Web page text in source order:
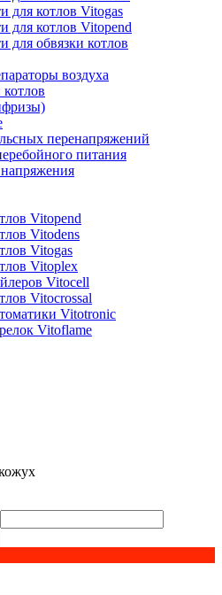
для котлов Vitogas
для котлов Vitopend
для обвязки котлов
воздуха
перенапряжений
питания
Vitopend
Vitodens
Vitogas
Vitoplex
Vitocell
Vitocrossal
Vitotronic
Vitoflame